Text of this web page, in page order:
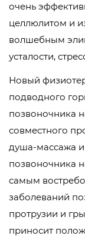
очень
целлюлитом и
волшебным
усталости,
Новый
подводного
позвоночника
совместного
душа-массажа и
позвоночника
самым
заболеваний
протрузии и
приносит